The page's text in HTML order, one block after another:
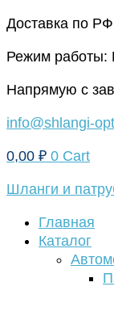
Перейти
содержимому
Доставка по
Режим работы:
Напрямую с
info@shlangi-
0,00 ₽ 0 Cart
Шланги и
Главная
Каталог